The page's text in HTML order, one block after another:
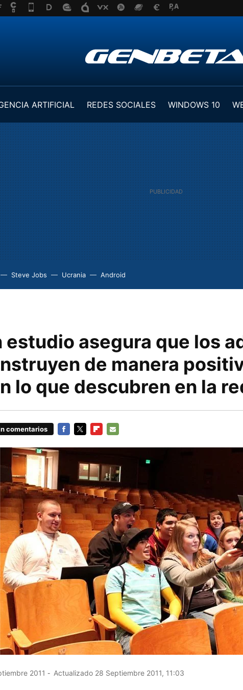
ARTIFICIAL REDES SOCIALES WINDOWS 10
Steve Jobs Ucrania Android
estudio asegura que los
de manera
lo que descubren en la
comentarios
2011 Actualizado 28 Septiembre 2011, 11:03